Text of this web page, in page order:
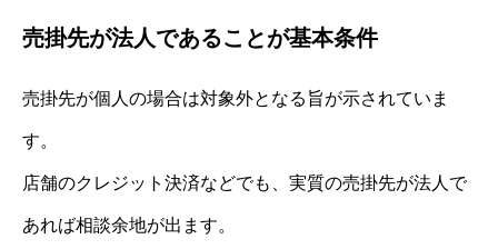
売掛先が法人であることが基本条件
売掛先が個人の場合は対象外となる旨が示されていま
す。
店舗のクレジット決済などでも、実質の売掛先が法人で
あれば相談余地が出ます。